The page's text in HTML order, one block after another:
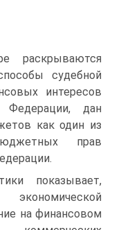
раскрываются
судебной
интересов
Федерации, дан
как один из
прав
показывает,
на финансовом